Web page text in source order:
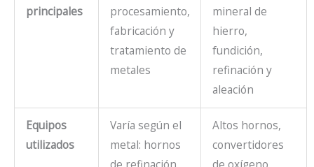
principales
procesamiento,
fabricación y
tratamiento de
metales
mineral de
hierro,
fundición,
refinación y
aleación
Equipos
utilizados
Varía según el
metal: hornos
Altos hornos,
convertidores